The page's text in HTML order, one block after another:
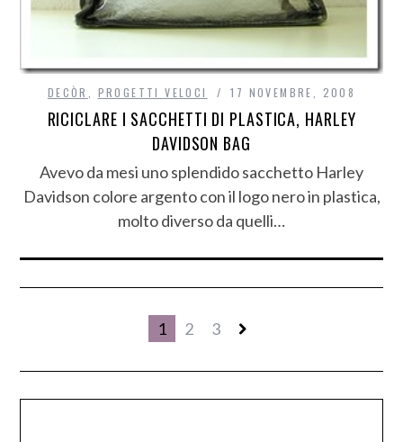
DECÒR PROGETTI VELOCI 17 NOVEMBRE, 2008
RICICLARE I SACCHETTI DI PLASTICA, HARLEY
DAVIDSON BAG
Avevo da mesi uno splendido sacchetto Harley
Davidson colore argento con il logo nero in plastica,
molto diverso da quelli…
1 2 3